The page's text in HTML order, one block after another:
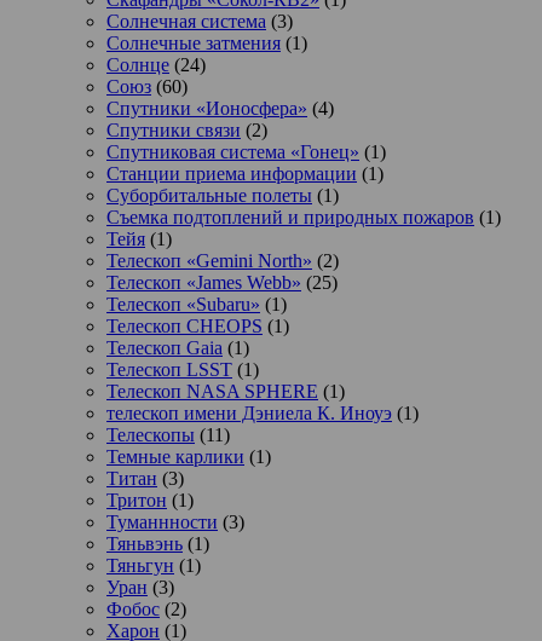
Солнечная система (3)
Солнечные затмения (1)
Солнце (24)
Союз (60)
Спутники «Ионосфера» (4)
Спутники связи (2)
Спутниковая система «Гонец» (1)
Станции приема информации (1)
Суборбитальные полеты (1)
Съемка подтоплений и природных пожаров (1)
Тейя (1)
Телескоп «Gemini North» (2)
Телескоп «James Webb» (25)
Телескоп «Subaru» (1)
Телескоп CHEOPS (1)
Телескоп Gaia (1)
Телескоп LSST (1)
Телескоп NASA SPHERE (1)
телескоп имени Дэниела К. Иноуэ (1)
Телескопы (11)
Темные карлики (1)
Титан (3)
Тритон (1)
Туманнности (3)
Тяньвэнь (1)
Тяньгун (1)
Уран (3)
Фобос (2)
Харон (1)